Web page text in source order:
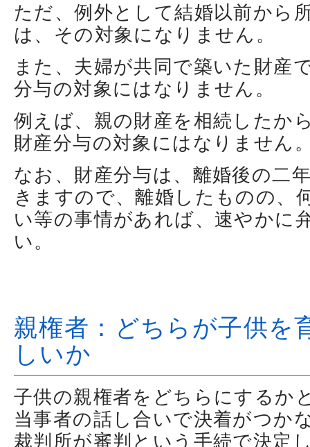
ただ、例外として結婚以前から
は、その対象になりません。
また、夫婦が共同で築いた財産
分与の対象にはなりません。
例えば、親の財産を相続したか
財産分与の対象にはなりません
なお、財産分与は、離婚後の二
きますので、離婚したものの、
い等の事情があれば、速やかに
い。
親権者：どちらが子供を
しいか
子供の親権者をどちらにするか
当事者の話し合いで決着がつか
裁判所が審判という手続で決定